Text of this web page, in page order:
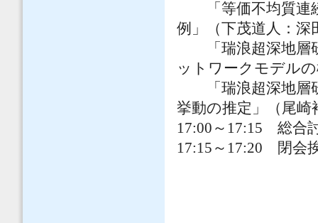
「等価不均質連続
例」（下茂道人：深
「瑞浪超深地層
ットワークモデル
「瑞浪超深地層研
挙動の推定」（尾崎
17:00～17:15 総合
17:15～17:20 閉会